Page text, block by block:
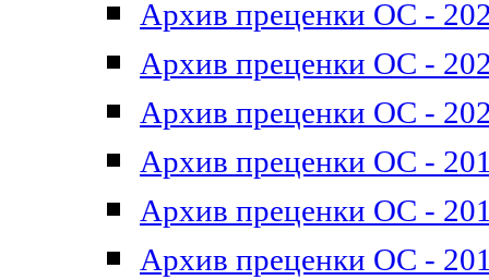
Архив преценки ОС -
Архив преценки ОС -
Архив преценки ОС -
Архив преценки ОС -
Архив преценки ОС -
Архив преценки ОС -